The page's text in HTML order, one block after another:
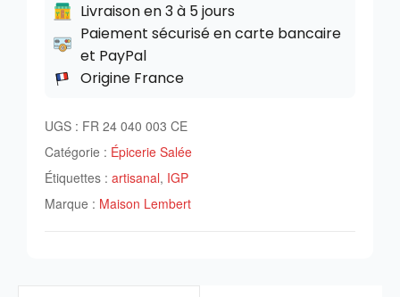
Livraison en 3 à 5 jours
Paiement sécurisé en carte bancaire
et PayPal
Origine France
UGS : FR 24 040 003 CE
Catégorie : Épicerie Salée
Étiquettes : artisanal, IGP
Marque : Maison Lembert